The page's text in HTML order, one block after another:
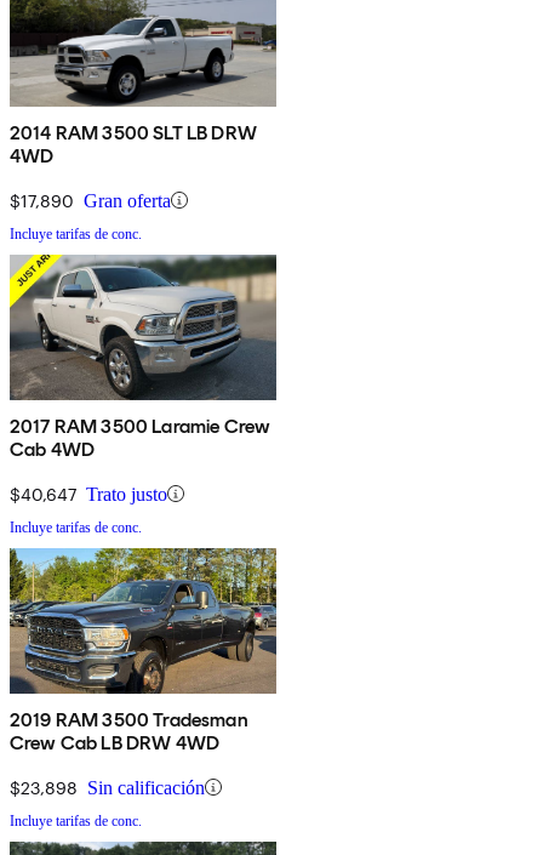
2014 RAM 3500 SLT LB DRW
4WD
$17,890 Gran oferta
Incluye tarifas de conc.
2017 RAM 3500 Laramie Crew
Cab 4WD
$40,647 Trato justo
Incluye tarifas de conc.
2019 RAM 3500 Tradesman
Crew Cab LB DRW 4WD
$23,898 Sin calificación
Incluye tarifas de conc.